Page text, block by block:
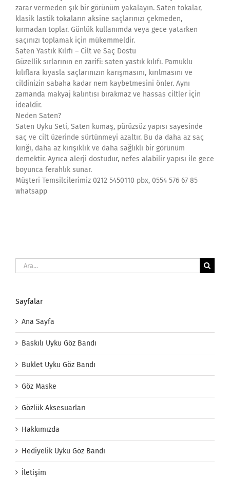
zarar vermeden şık bir görünüm yakalayın. Saten tokalar,
klasik lastik tokaların aksine saçlarınızı çekmeden,
kırmadan toplar. Günlük kullanımda veya gece yatarken
saçınızı toplamak için mükemmeldir.
Saten Yastık Kılıfı – Cilt ve Saç Dostu
Güzellik sırlarının en zarifi: saten yastık kılıfı. Pamuklu
kılıflara kıyasla saçlarınızın karışmasını, kırılmasını ve
cildinizin sabaha kadar nem kaybetmesini önler. Aynı
zamanda makyaj kalıntısı bırakmaz ve hassas ciltler için
idealdir.
Neden Saten?
Saten Uyku Seti, Saten kumaş, pürüzsüz yapısı sayesinde
saç ve cilt üzerinde sürtünmeyi azaltır. Bu da daha az saç
kırığı, daha az kırışıklık ve daha sağlıklı bir görünüm
demektir. Ayrıca alerji dostudur, nefes alabilir yapısı ile gece
boyunca ferahlık sunar.
Müşteri Temsilcilerimiz 0212 5450110 pbx, 0554 576 67 85
whatsapp
Ara:
Sayfalar
Ana Sayfa
Baskılı Uyku Göz Bandı
Buklet Uyku Göz Bandı
Göz Maske
Gözlük Aksesuarları
Hakkımızda
Hediyelik Uyku Göz Bandı
İletişim